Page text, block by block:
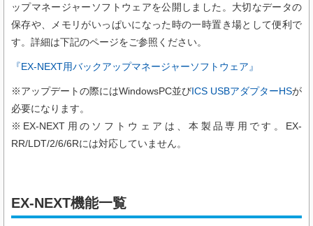
ップマネージャーソフトウェアを公開しました。大切なデータの
保存や、メモリがいっぱいになった時の一時置き場として便利で
す。詳細は下記のページをご参照ください。
『EX-NEXT用バックアップマネージャーソフトウェア』
※アップデートの際にはWindowsPC並びICS USBアダプターHSが
必要になります。
※EX-NEXT用のソフトウェアは、本製品専用です。EX-
RR/LDT/2/6/6Rには対応していません。
EX-NEXT機能一覧